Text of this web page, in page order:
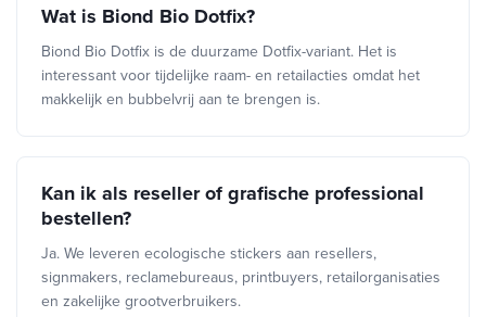
Wat is Biond Bio Dotfix?
Biond Bio Dotfix is de duurzame Dotfix-variant. Het is
interessant voor tijdelijke raam- en retailacties omdat het
makkelijk en bubbelvrij aan te brengen is.
Kan ik als reseller of grafische professional
bestellen?
Ja. We leveren ecologische stickers aan resellers,
signmakers, reclamebureaus, printbuyers, retailorganisaties
en zakelijke grootverbruikers.